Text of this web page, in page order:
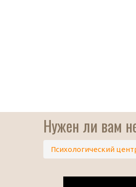
Нужен ли вам
Психологический